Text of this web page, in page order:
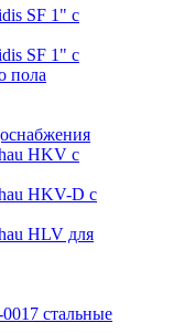
SF 1" с
SF 1" с
пола
HKV с
HKV-D с
HLV для
стальные